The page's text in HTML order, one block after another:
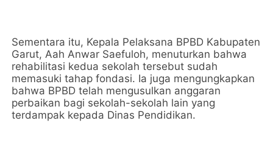
Sementara itu, Kepala Pelaksana BPBD Kabupaten
Garut, Aah Anwar Saefuloh, menuturkan bahwa
rehabilitasi kedua sekolah tersebut sudah
memasuki tahap fondasi. Ia juga mengungkapkan
bahwa BPBD telah mengusulkan anggaran
perbaikan bagi sekolah-sekolah lain yang
terdampak kepada Dinas Pendidikan.